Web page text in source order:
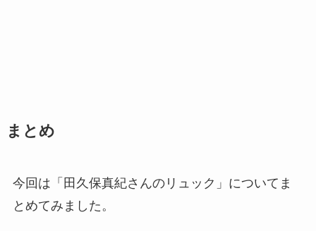
まとめ
今回は「田久保真紀さんのリュック」についてま
とめてみました。